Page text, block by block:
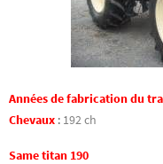
Années de fabrication du
Chevaux : 192 ch
Same titan 190